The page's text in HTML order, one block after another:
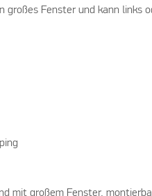
großes Fenster und kann links
mit großem Fenster,